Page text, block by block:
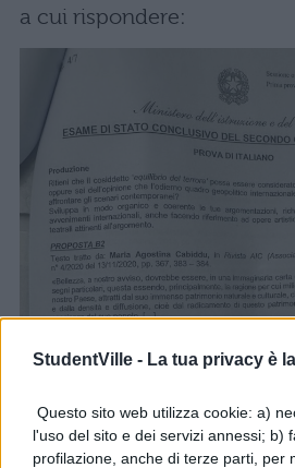
StudentVille - La tua privacy è
Questo sito web utilizza cookie: a)
l'uso del sito e dei servizi annessi; b)
profilazione, anche di terze parti, per
a cui rispondere: